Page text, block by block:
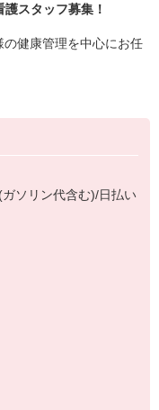
スタッフ募集！
健康管理を中心にお任
制度あり◎
ても安心して復帰でき
ソリン代含む)/日払い